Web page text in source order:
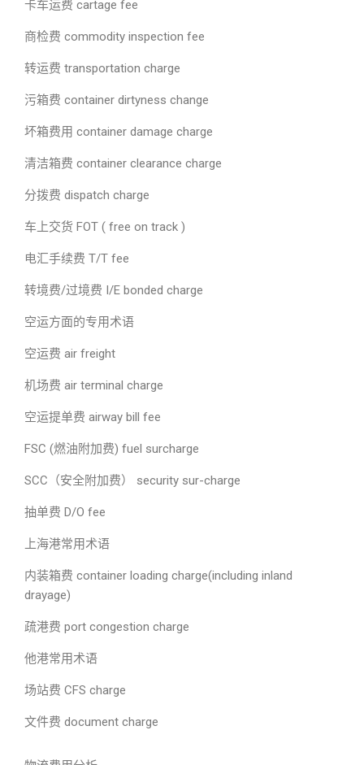
卡车运费 cartage fee
商检费 commodity inspection fee
转运费 transportation charge
污箱费 container dirtyness change
坏箱费用 container damage charge
清洁箱费 container clearance charge
分拨费 dispatch charge
车上交货 FOT ( free on track )
电汇手续费 T/T fee
转境费/过境费 I/E bonded charge
空运方面的专用术语
空运费 air freight
机场费 air terminal charge
空运提单费 airway bill fee
FSC (燃油附加费) fuel surcharge
SCC（安全附加费） security sur-charge
抽单费 D/O fee
上海港常用术语
内装箱费 container loading charge(including inland
drayage)
疏港费 port congestion charge
他港常用术语
场站费 CFS charge
文件费 document charge